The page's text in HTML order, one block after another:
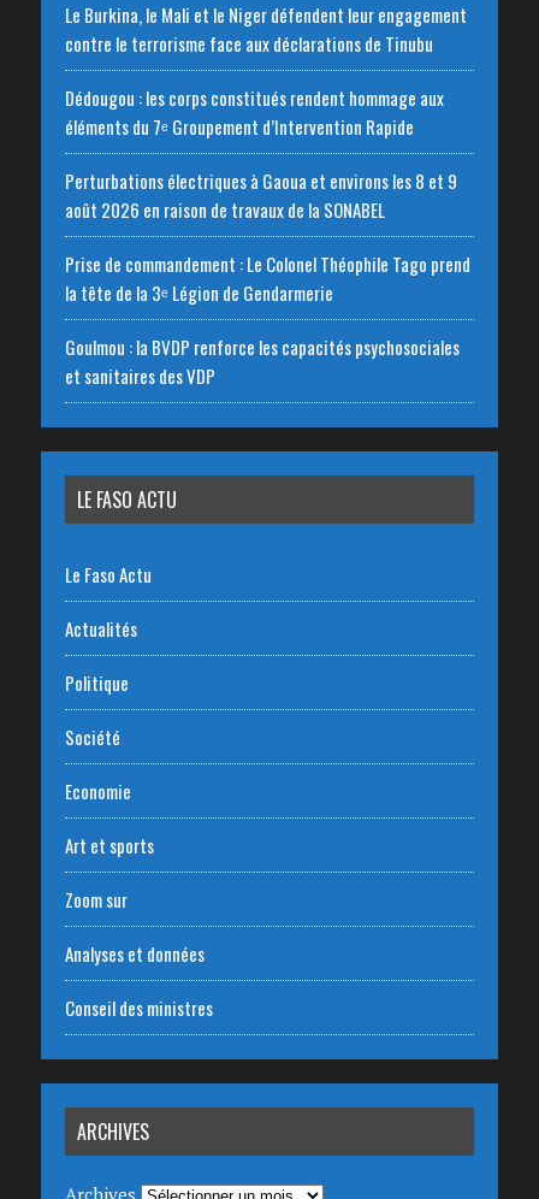
Le Burkina, le Mali et le Niger défendent leur engagement
contre le terrorisme face aux déclarations de Tinubu
Dédougou : les corps constitués rendent hommage aux
éléments du 7ᵉ Groupement d’Intervention Rapide
Perturbations électriques à Gaoua et environs les 8 et 9
août 2026 en raison de travaux de la SONABEL
Prise de commandement : Le Colonel Théophile Tago prend
la tête de la 3ᵉ Légion de Gendarmerie
Goulmou : la BVDP renforce les capacités psychosociales
et sanitaires des VDP
LE FASO ACTU
Le Faso Actu
Actualités
Politique
Société
Economie
Art et sports
Zoom sur
Analyses et données
Conseil des ministres
ARCHIVES